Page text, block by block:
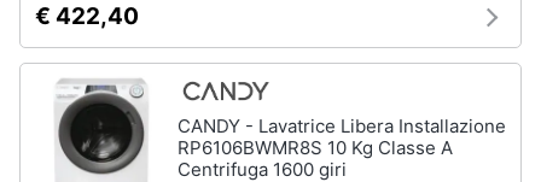
€ 422,40
CANDY - Lavatrice Libera Installazione
RP6106BWMR8S 10 Kg Classe A
Centrifuga 1600 giri